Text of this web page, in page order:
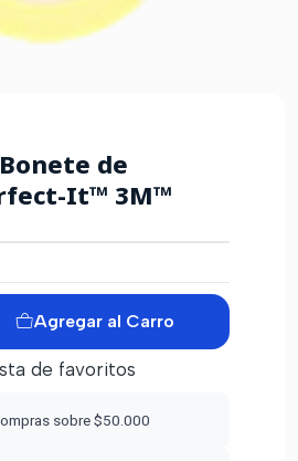
de
It™ 3M™
Agregar al Carro
de favoritos
sobre $50.000